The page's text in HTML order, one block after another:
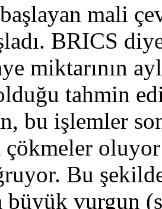
mali
BRICS
miktarının
tahmin
bu işlemler
çökmeler
Bu
büyük vurgun